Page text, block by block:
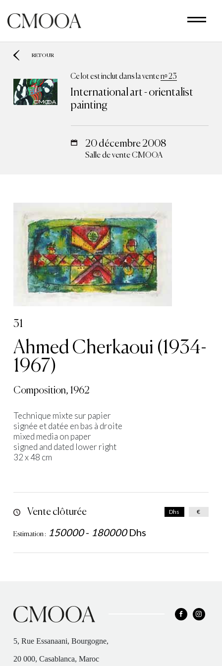
contenu
principal
RETOUR
Ce lot est inclut dans la ventenᵒ 23
International art - orientalist
painting
20 décembre 2008
Salle de vente CMOOA
31
Ahmed Cherkaoui (1934-
1967)
Composition, 1962
Technique mixte sur papier
signée et datée en bas à droite
mixed media on paper
signed and dated lower right
32 x 48 cm
Vente clôturée
Estimation : 150000- 180000 Dhs
Dhs €
5, Rue Essanaani, Bourgogne,
20 000, Casablanca, Maroc